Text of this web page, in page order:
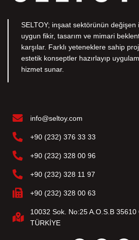
SELTOY; inşaat sektörünün
uygun fikir, tasarım ve mimari
karşılar. Farklı yeteneklere sahip
estetik konseptler hazırlayıp
hizmet sunar.
info@seltoy.com
+90 (232) 376 33 33
+90 (232) 328 00 96
+90 (232) 328 11 97
+90 (232) 328 00 63
10032 Sok. No:25 A.O.S.B 35610
TÜRKİYE